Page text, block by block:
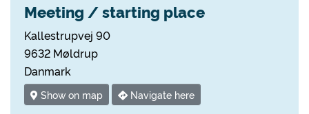
Meeting / starting place
Kallestrupvej 90
9632 Møldrup
Danmark
Show on map Navigate here